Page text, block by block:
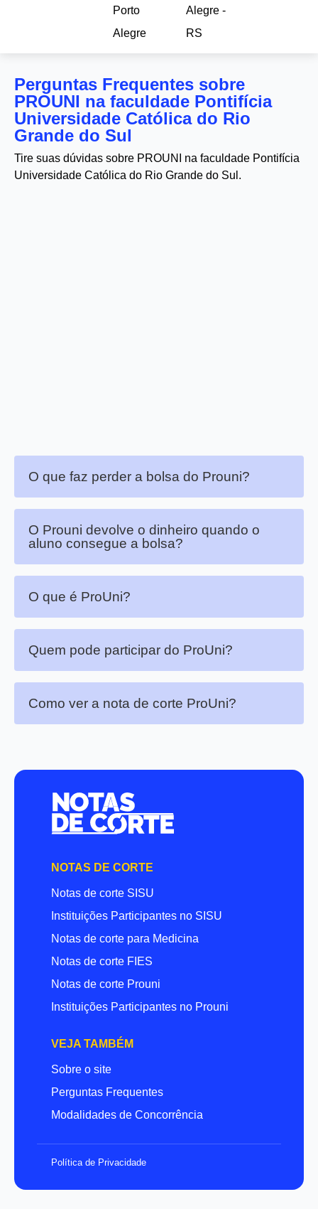
Porto
Alegre
Alegre -
RS
Perguntas Frequentes sobre
PROUNI na faculdade Pontifícia
Universidade Católica do Rio
Grande do Sul
Tire suas dúvidas sobre PROUNI na faculdade Pontifícia
Universidade Católica do Rio Grande do Sul.
O que faz perder a bolsa do Prouni?
O Prouni devolve o dinheiro quando o
aluno consegue a bolsa?
O que é ProUni?
Quem pode participar do ProUni?
Como ver a nota de corte ProUni?
NOTAS DE CORTE
Notas de corte SISU
Instituições Participantes no SISU
Notas de corte para Medicina
Notas de corte FIES
Notas de corte Prouni
Instituições Participantes no Prouni
VEJA TAMBÉM
Sobre o site
Perguntas Frequentes
Modalidades de Concorrência
Política de Privacidade